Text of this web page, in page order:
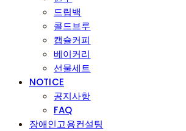
드립백
콜드브루
캡슐커피
베이커리
선물세트
NOTICE
공지사항
FAQ
장애인고용컨설팅